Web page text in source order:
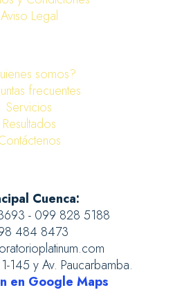
Aviso Legal
somos?
frecuentes
Servicios
Resultados
Cuenca:
- 099 828 5188
484 8473
145 y Av. Paucarbamba.
en Google Maps